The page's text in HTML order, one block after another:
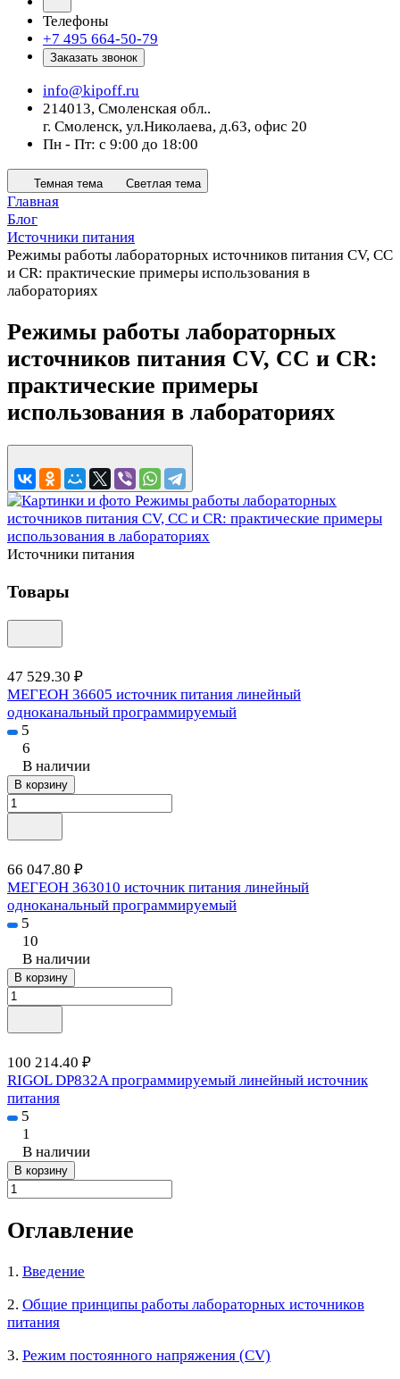
Телефоны
+7 495 664-50-79
Заказать звонок
info@kipoff.ru
214013, Смоленская обл..
г. Смоленск, ул.Николаева, д.63, офис 20
Пн - Пт: с 9:00 до 18:00
Темная тема Светлая тема
Главная
Блог
Источники питания
Режимы работы лабораторных источников питания CV, CC
и CR: практические примеры использования в
лабораториях
Режимы работы лабораторных
источников питания CV, CC и CR:
практические примеры
использования в лабораториях
Источники питания
Товары
47 529.30 ₽
МЕГЕОН 36605 источник питания линейный
одноканальный программируемый
5
6
В наличии
В корзину
66 047.80 ₽
МЕГЕОН 363010 источник питания линейный
одноканальный программируемый
5
10
В наличии
В корзину
100 214.40 ₽
RIGOL DP832A программируемый линейный источник
питания
5
1
В наличии
В корзину
Оглавление
1. Введение
2. Общие принципы работы лабораторных источников
питания
3. Режим постоянного напряжения (CV)